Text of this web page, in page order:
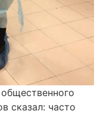
сказал: часто